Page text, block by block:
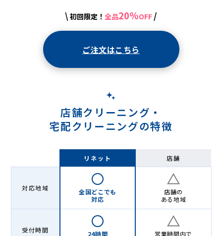
\ 初回限定！ 全品20%OFF /
ご注文はこちら
店舗クリーニング・
宅配クリーニングの特徴
リネット 店舗
対応地域
全国どこでも
対応
店舗の
ある地域
受付時間
24時間
営業時間内で